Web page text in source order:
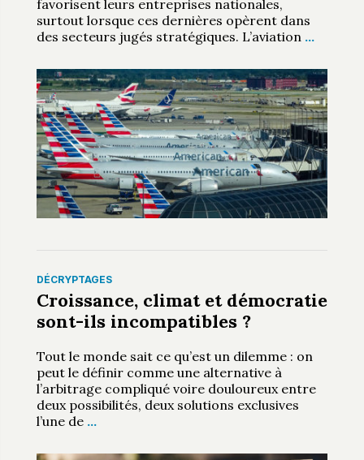
favorisent leurs entreprises nationales,
surtout lorsque ces dernières opèrent dans
des secteurs jugés stratégiques. L’aviation …
DÉCRYPTAGES
Croissance, climat et démocratie
sont-ils incompatibles ?
Tout le monde sait ce qu’est un dilemme : on
peut le définir comme une alternative à
l’arbitrage compliqué voire douloureux entre
deux possibilités, deux solutions exclusives
l’une de …